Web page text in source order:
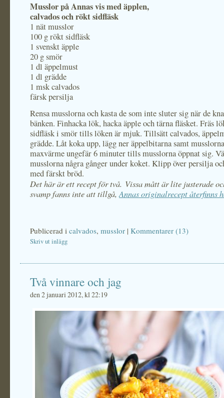
Musslor på Annas vis med äpplen,
calvados och rökt sidfläsk
1 nät musslor
100 g rökt sidfläsk
1 svenskt äpple
20 g smör
1 dl äppelmust
1 dl grädde
1 msk calvados
färsk persilja
Rensa musslorna och kasta de som inte sluter sig när de
bänken. Finhacka lök, hacka äpple och tärna fläsket. Fräs
sidfläsk i smör tills löken är mjuk. Tillsätt calvados,
grädde. Låt koka upp, lägg ner äppelbitarna samt
maxvärme ungefär 6 minuter tills musslorna öppnat sig.
musslorna några gånger under koket. Klipp över persilja
med färskt bröd.
Det här är ett recept för två. Vissa mått är lite justerade
svamp fanns inte att tillgå, Annas originalrecept återfinns
Publicerad i calvados, musslor | Kommentarer (13)
Skriv ut inlägg
Två vinnare och jag
den 2 januari 2012, kl 22:19